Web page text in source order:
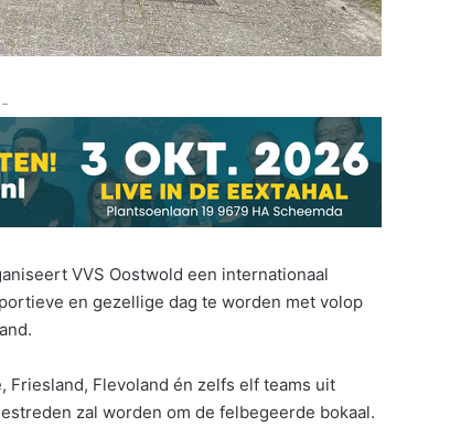
VVS Oostwold een internationaal
en gezellige dag te worden met volop
Friesland, Flevoland én zelfs elf teams uit
zal worden om de felbegeerde bokaal.